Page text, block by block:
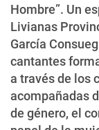
Hombre”. Un
Livianas
García
cantantes
a través de los
acompañadas
de género, el